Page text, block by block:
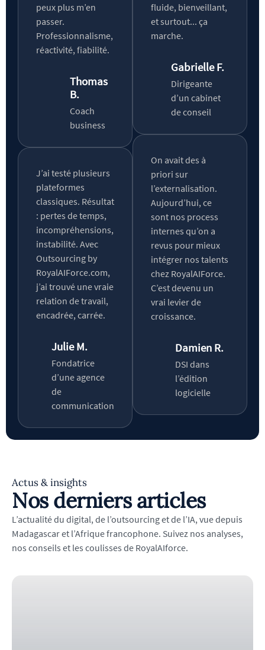
peux plus m’en
passer.
Professionnalisme,
réactivité, fiabilité.
Thomas
B.
Coach
business
J’ai testé plusieurs
plateformes
classiques. Résultat
: pertes de temps,
incompréhensions,
instabilité. Avec
Outsourcing by
RoyalAIForce.com,
j’ai trouvé une vraie
relation de travail,
encadrée, carrée.
Julie M.
Fondatrice
d’une agence
de
communication
fluide, bienveillant,
et surtout... ça
marche.
Gabrielle F.
Dirigeante
d’un cabinet
de conseil
On avait des à
priori sur
l’externalisation.
Aujourd’hui, ce
sont nos process
internes qu’on a
revus pour mieux
intégrer nos talents
chez RoyalAIForce.
C’est devenu un
vrai levier de
croissance.
Damien R.
DSI dans
l’édition
logicielle
Actus & insights
Nos derniers articles
L’actualité du digital, de l’outsourcing et de l’IA, vue depuis
Madagascar et l’Afrique francophone. Suivez nos analyses,
nos conseils et les coulisses de RoyalAIforce.